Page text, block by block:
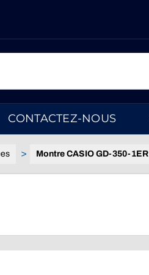
CONTACTEZ-NOUS
Montre CASIO GD-350-1ER